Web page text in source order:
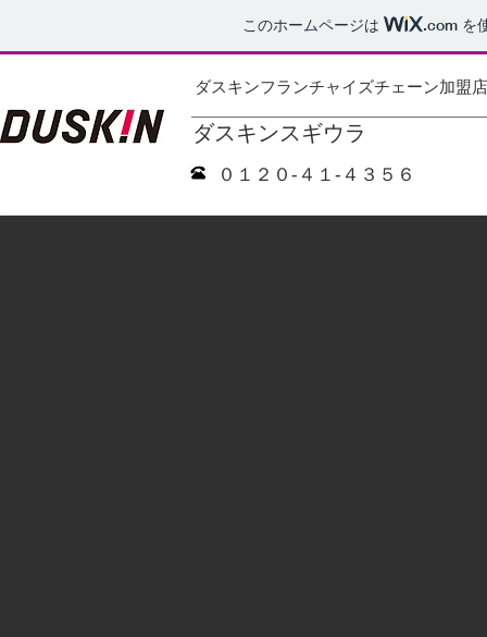
このホームページは .com を
ダスキンフランチャイズチェーン加盟
ダスキンスギウラ
０１２０-４１-４３５６​